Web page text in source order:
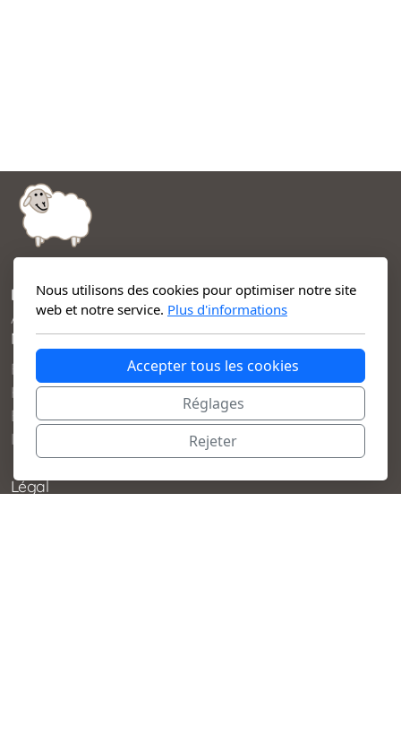
Beau Mouton
Articles de qualité en peau de mouton naturelle
Menu principal
Femme
Homme
Enfants
Idées cadeaux
Légal
Nous utilisons des cookies pour optimiser notre site
web et notre service. Plus d'informations
Accepter tous les cookies
Réglages
Rejeter